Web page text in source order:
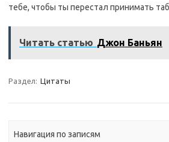
тебе, чтобы ты перестал принимать
Читать статью Джон Баньян
Раздел: Цитаты
Навигация по записям